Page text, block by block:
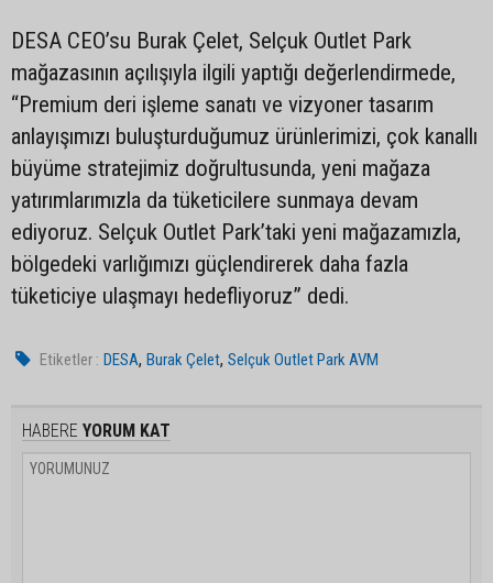
DESA CEO’su Burak Çelet, Selçuk Outlet Park
mağazasının açılışıyla ilgili yaptığı değerlendirmede,
“Premium deri işleme sanatı ve vizyoner tasarım
anlayışımızı buluşturduğumuz ürünlerimizi, çok kanallı
büyüme stratejimiz doğrultusunda, yeni mağaza
yatırımlarımızla da tüketicilere sunmaya devam
ediyoruz. Selçuk Outlet Park’taki yeni mağazamızla,
bölgedeki varlığımızı güçlendirerek daha fazla
tüketiciye ulaşmayı hedefliyoruz” dedi.
Etiketler : DESA,Burak Çelet,Selçuk Outlet Park AVM
HABERE YORUM KAT